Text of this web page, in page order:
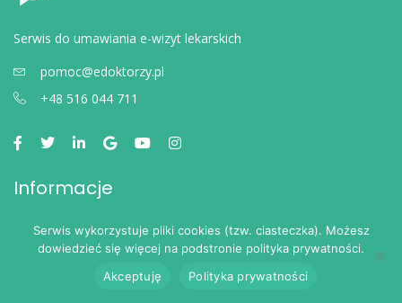
Serwis do umawiania e-wizyt lekarskich
pomoc@edoktorzy.pl
+48 516 044 711
Informacje
Regulamin portalu
Polityka prywatności
Najczęściej zadawane pytania przez pacjentów
Serwis wykorzystuje pliki cookies (tzw. ciasteczka). Możesz
dowiedzieć się więcej na podstronie polityka prywatności.
Akceptuję
Polityka prywatności